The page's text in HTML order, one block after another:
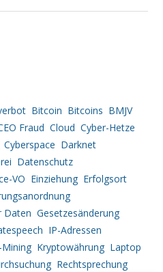
Bitcoin Bitcoins BMJV
Fraud Cloud Cyber-Hetze
Cyberspace Darknet
Datenschutz
VO Einziehung Erfolgsort
Daten Gesetzesänderung
IP-Adressen
Kryptowährung Laptop
Rechtsprechung